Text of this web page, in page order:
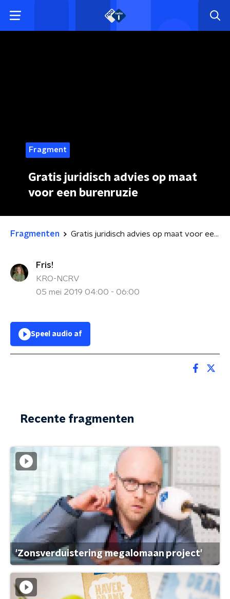
Fragment
Gratis juridisch advies op maat
voor een burenruzie
Fragmenten Gratis juridisch advies op maat voor een burenruzie
Fris!
KRO-NCRV
05 mei 2019 04:00 - 06:00
Speel audio af
Recente fragmenten
'Zonsverduistering megalomaan project'